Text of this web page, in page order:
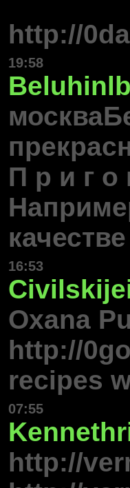
http://
19:58
П р и г
16:53
Oxana
http://
recipes
07:55
http://